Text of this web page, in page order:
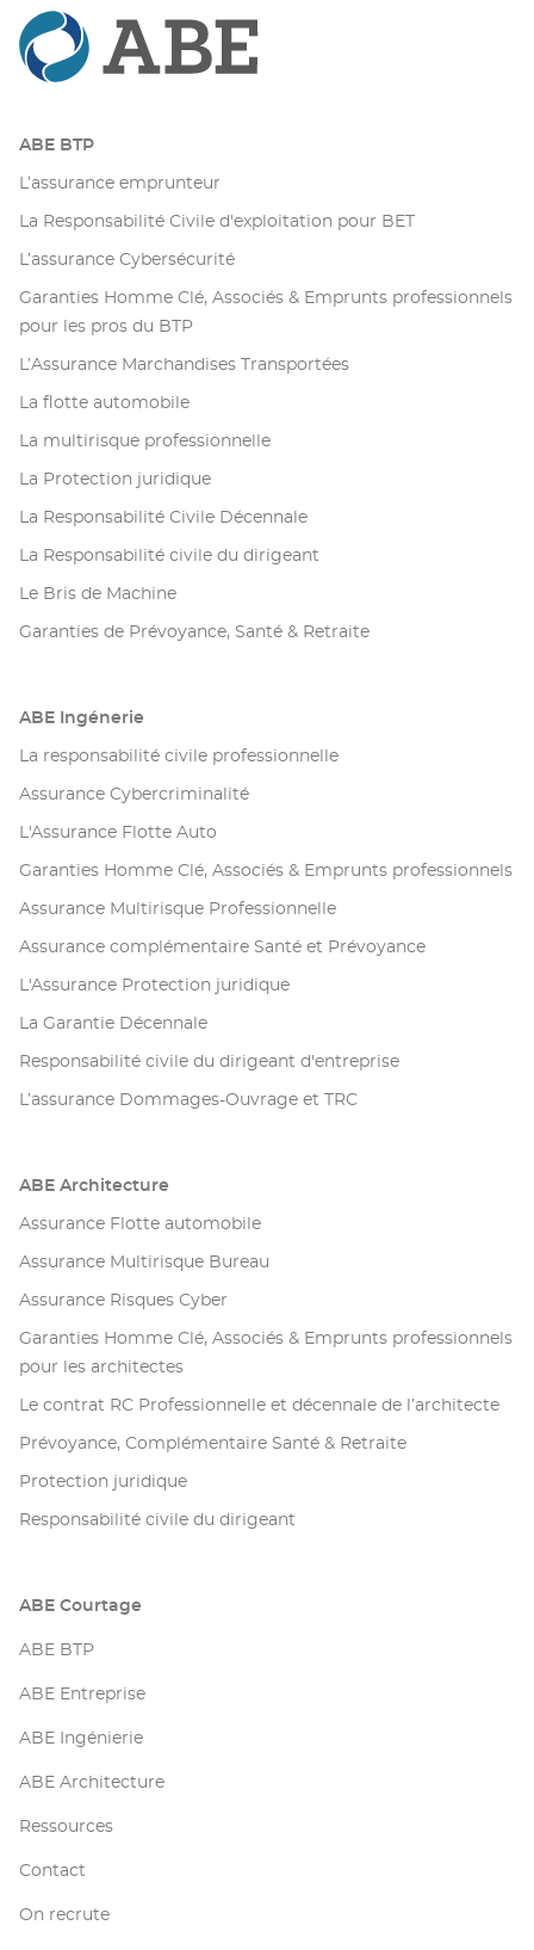
ABE BTP
L’assurance emprunteur
La Responsabilité Civile d'exploitation pour BET
L’assurance Cybersécurité
Garanties Homme Clé, Associés & Emprunts professionnels
pour les pros du BTP
L’Assurance Marchandises Transportées
La flotte automobile
La multirisque professionnelle
La Protection juridique
La Responsabilité Civile Décennale
La Responsabilité civile du dirigeant
Le Bris de Machine
Garanties de Prévoyance, Santé & Retraite
ABE Ingénerie
La responsabilité civile professionnelle
Assurance Cybercriminalité
L'Assurance Flotte Auto
Garanties Homme Clé, Associés & Emprunts professionnels
Assurance Multirisque Professionnelle
Assurance complémentaire Santé et Prévoyance
L'Assurance Protection juridique
La Garantie Décennale
Responsabilité civile du dirigeant d'entreprise
L’assurance Dommages-Ouvrage et TRC
ABE Architecture
Assurance Flotte automobile
Assurance Multirisque Bureau
Assurance Risques Cyber
Garanties Homme Clé, Associés & Emprunts professionnels
pour les architectes
Le contrat RC Professionnelle et décennale de l’architecte
Prévoyance, Complémentaire Santé & Retraite
Protection juridique
Responsabilité civile du dirigeant
ABE Courtage
ABE BTP
ABE Entreprise
ABE Ingénierie
ABE Architecture
Ressources
Contact
On recrute